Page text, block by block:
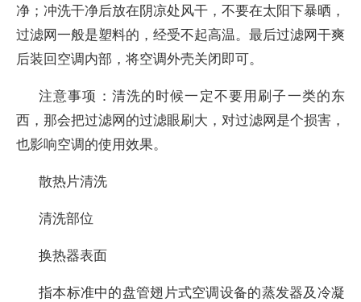
净；冲洗干净后放在阴凉处风干，不要在太阳下暴晒，
过滤网一般是塑料的，经受不起高温。最后过滤网干爽
后装回空调内部，将空调外壳关闭即可。
注意事项：清洗的时候一定不要用刷子一类的东
西，那会把过滤网的过滤眼刷大，对过滤网是个损害，
也影响空调的使用效果。
散热片清洗
清洗部位
换热器表面
指本标准中的盘管翅片式空调设备的蒸发器及冷凝